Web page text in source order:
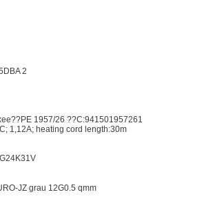
2
1957/26 ??C:941501957261
1,12A; heating cord length:30m
JZ grau 12G0.5 qmm